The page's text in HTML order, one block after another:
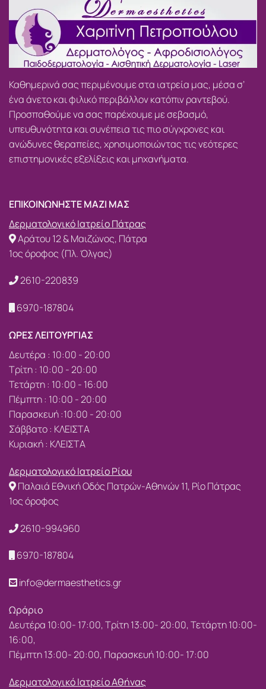
Καθημερινά σας περιμένουμε στα ιατρεία μας, μέσα σ’
ένα άνετο και φιλικό περιβάλλον κατόπιν ραντεβού.
Προσπαθούμε να σας παρέχουμε με σεβασμό,
υπευθυνότητα και συνέπεια τις πιο σύγχρονες και
ανώδυνες θεραπείες, χρησιμοποιώντας τις νεότερες
επιστημονικές εξελίξεις και μηχανήματα.
ΕΠΙΚΟΙΝΩΝΗΣΤΕ ΜΑΖΙ ΜΑΣ
Δερματολογικό Ιατρείο Πάτρας
Αράτου 12 & Μαιζώνος, Πάτρα
1ος όροφος (Πλ. Όλγας)
2610-220839
6970-187804
ΩΡΕΣ ΛΕΙΤΟΥΡΓΙΑΣ
Δευτέρα : 10:00 - 20:00
Τρίτη : 10:00 - 20:00
Τετάρτη : 10:00 - 16:00
Πέμπτη : 10:00 - 20:00
Παρασκευή :10:00 - 20:00
Σάββατο : ΚΛΕΙΣΤΑ
Κυριακή : ΚΛΕΙΣΤΑ
Δερματολογικό Ιατρείο Ρίου
Παλαιά Εθνική Οδός Πατρών-Αθηνών 11, Ρίο Πάτρας
1ος όροφος
2610-994960
6970-187804
info@dermaesthetics.gr
Ωράριο
Δευτέρα 10:00- 17:00, Τρίτη 13:00- 20:00, Τετάρτη 10:00-
16:00,
Πέμπτη 13:00- 20:00, Παρασκευή 10:00- 17:00
Δερματολογικό Ιατρείο Αθήνας